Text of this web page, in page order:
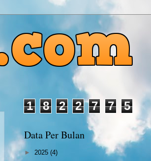
1 8 2 2 7 7 5
Data Per Bulan
► 2025 (4)